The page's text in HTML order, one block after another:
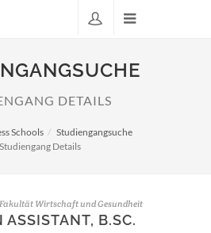
DETAILS
Schools
Studiengangsuche
Studiengang Details
Wirtschaft und Gesundheit
ASSISTANT, B.SC.